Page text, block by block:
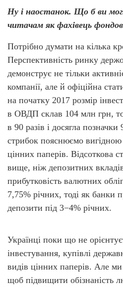
Ну і наостанок. Що б ви
читачам як фахівець
Потрібно думати на кілька
Перспективність ринку
демонструє не тільки
компанії, але й офіційна
на початку 2017 розмір
в ОВДП склав 104 млн грн,
в 90 разів і досягла
стрибок пояснюємо вигідною
цінних паперів. Відсоткова
вище, ніж депозитних
прибутковість валютних
7,75% річних, тоді як банки
депозити під 3−4% річних.
Українці поки що не
інвестування, купівлі
видів цінних паперів. Але
щоб підвищити обізнаність